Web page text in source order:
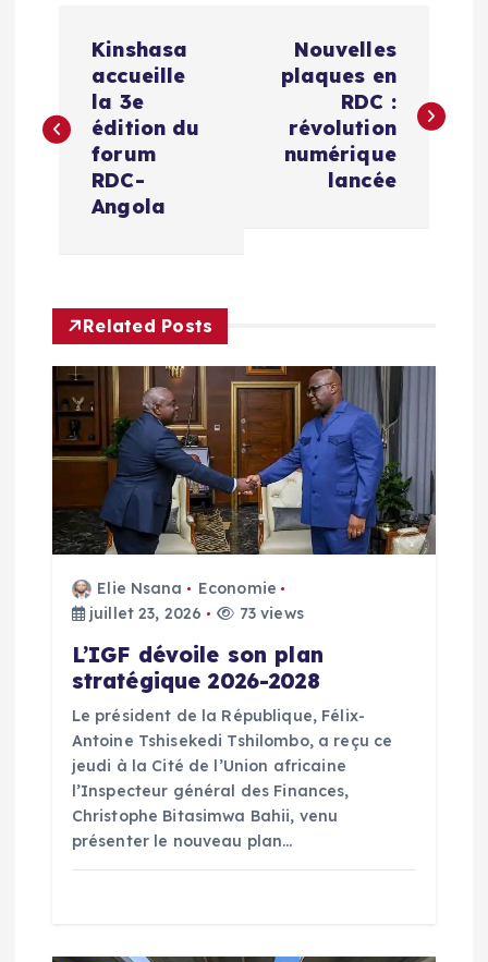
v
a
t
o
n
d
Kinshasa
accueille
la 3e
édition du
forum
RDC-
Angola
Nouvelles
plaques en
RDC :
révolution
numérique
lancée
Related Posts
Elie Nsana
Economie
juillet 23, 2026
73 views
L’IGF dévoile son plan
stratégique 2026-2028
Le président de la République, Félix-
Antoine Tshisekedi Tshilombo, a reçu ce
jeudi à la Cité de l’Union africaine
l’Inspecteur général des Finances,
Christophe Bitasimwa Bahii, venu
présenter le nouveau plan…